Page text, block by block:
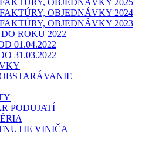
OBJEDNÁVKY 2025
OBJEDNÁVKY 2024
OBJEDNÁVKY 2023
ROKU 2022
01.04.2022
31.03.2022
PODUJATÍ
VINIČA